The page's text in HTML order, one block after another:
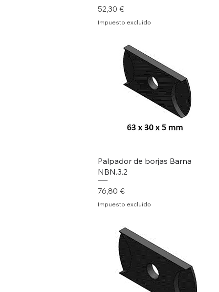
Precio
52,30 €
Impuesto excluido
Palpador de borjas Barna
NBN.3.2
Precio
76,80 €
Impuesto excluido